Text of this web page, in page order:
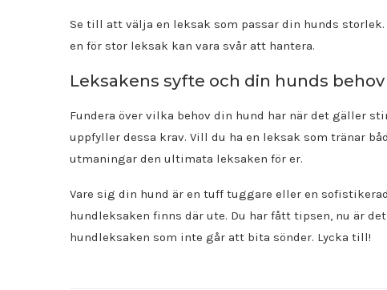
Se till att välja en leksak som passar din hunds
en för stor leksak kan vara svår att hantera.
Leksakens syfte och din hunds behov
Fundera över vilka behov din hund har när det gäller
uppfyller dessa krav. Vill du ha en leksak som tränar
utmaningar den ultimata leksaken för er.
Vare sig din hund är en tuff tuggare eller en
hundleksaken finns där ute. Du har fått tipsen, nu är
hundleksaken som inte går att bita sönder. Lycka till!